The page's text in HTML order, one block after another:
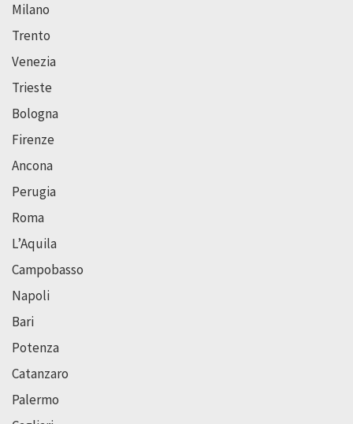
Milano
Trento
Venezia
Trieste
Bologna
Firenze
Ancona
Perugia
Roma
L’Aquila
Campobasso
Napoli
Bari
Potenza
Catanzaro
Palermo